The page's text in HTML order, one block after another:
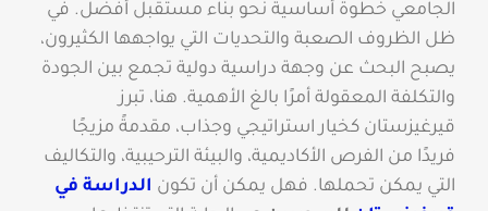
الجامعي خطوة أساسية نحو بناء مستقبل أفضل. في
ظل الظروف الصعبة والتحديات التي يواجهها الكثيرون،
يصبح البحث عن وجهة دراسية دولية تجمع بين الجودة
والتكلفة المعقولة أمرًا بالغ الأهمية. هنا، تبرز
قيرغيزستان كخيار استراتيجي وجذاب، مقدمةً مزيجًا
فريدًا من الفرص الأكاديمية، والبيئة الترحيبية، والتكاليف
التي يمكن تحملها. فهل يمكن أن تكون الدراسة في